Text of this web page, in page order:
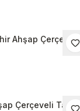
Ahşap Çerçeveli
Çerçeveli Tablo